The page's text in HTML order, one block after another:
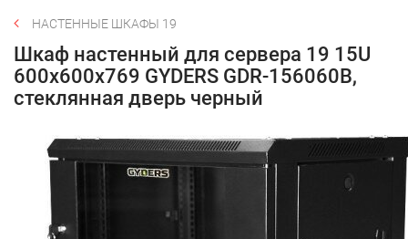
НАСТЕННЫЕ ШКАФЫ 19
Шкаф настенный для сервера 19 15U
600х600х769 GYDERS GDR-156060B,
стеклянная дверь черный